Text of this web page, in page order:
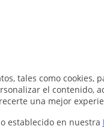
tales como cookies,
el contenido,
una mejor
establecido en nuestra
Biología
clases de